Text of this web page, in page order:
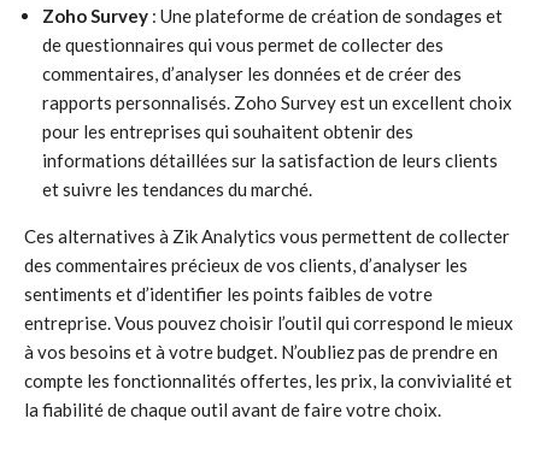
Zoho Survey : Une plateforme de création de sondages et
de questionnaires qui vous permet de collecter des
commentaires, d’analyser les données et de créer des
rapports personnalisés. Zoho Survey est un excellent choix
pour les entreprises qui souhaitent obtenir des
informations détaillées sur la satisfaction de leurs clients
et suivre les tendances du marché.
Ces alternatives à Zik Analytics vous permettent de collecter
des commentaires précieux de vos clients, d’analyser les
sentiments et d’identifier les points faibles de votre
entreprise. Vous pouvez choisir l’outil qui correspond le mieux
à vos besoins et à votre budget. N’oubliez pas de prendre en
compte les fonctionnalités offertes, les prix, la convivialité et
la fiabilité de chaque outil avant de faire votre choix.